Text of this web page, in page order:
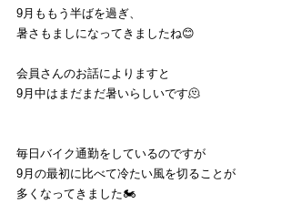
9月ももう半ばを過ぎ、
暑さもましになってきましたね😊
会員さんのお話によりますと
9月中はまだまだ暑いらしいです🫠
毎日バイク通勤をしているのですが
9月の最初に比べて冷たい風を切ることが
多くなってきました🏍️